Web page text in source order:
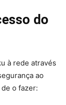
do
à rede através
ao
o fazer: